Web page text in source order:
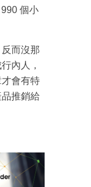
個小
而沒那
內人，
會有特
推銷給